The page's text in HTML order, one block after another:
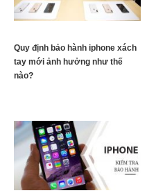
Quy định bảo hành iphone xách
tay mới ảnh hưởng như thế
nào?